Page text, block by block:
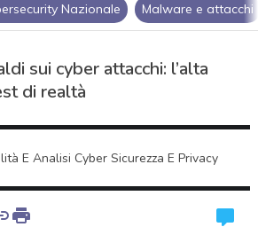
Nazionale Malware e attacchi
sui cyber attacchi: l’alta
di realtà
E Analisi Cyber Sicurezza E Privacy